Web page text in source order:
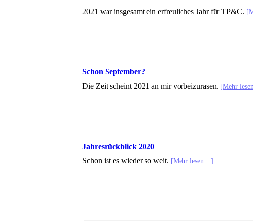
2021 war insgesamt ein erfreuliches Jahr für TP&C.
Schon September?
Die Zeit scheint 2021 an mir vorbeizurasen. [Mehr
Jahresrückblick 2020
Schon ist es wieder so weit. [Mehr lesen…]